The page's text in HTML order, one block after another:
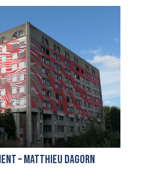
– Matthieu Dagorn